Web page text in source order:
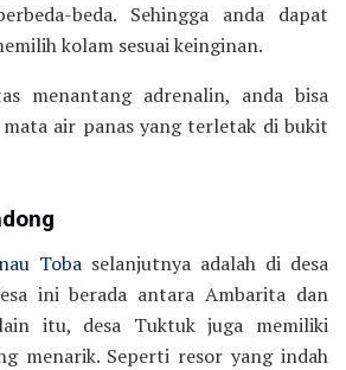
beda. Sehingga anda dapat
kolam sesuai keinginan.
menantang adrenalin, anda bisa
air panas yang terletak di bukit
Toba selanjutnya adalah di desa
ini berada antara Ambarita dan
itu, desa Tuktuk juga memiliki
menarik. Seperti resor yang indah